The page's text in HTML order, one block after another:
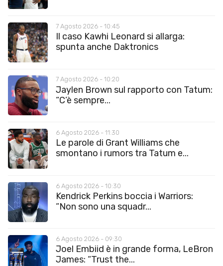
7 Agosto 2026 - 10:45
Il caso Kawhi Leonard si allarga:
spunta anche Daktronics
7 Agosto 2026 - 10:20
Jaylen Brown sul rapporto con Tatum:
“C’è sempre...
6 Agosto 2026 - 11:30
Le parole di Grant Williams che
smontano i rumors tra Tatum e...
6 Agosto 2026 - 10:30
Kendrick Perkins boccia i Warriors:
“Non sono una squadr...
6 Agosto 2026 - 09:30
Joel Embiid è in grande forma, LeBron
James: “Trust the...